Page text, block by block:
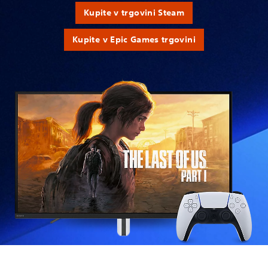
Kupite v trgovini Steam
Kupite v Epic Games trgovini